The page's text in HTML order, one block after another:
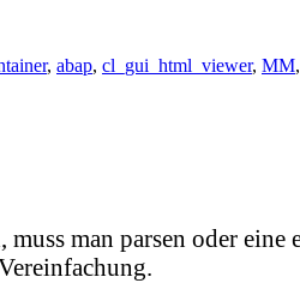
, abap, cl_gui_html_viewer, MM,
man parsen oder eine